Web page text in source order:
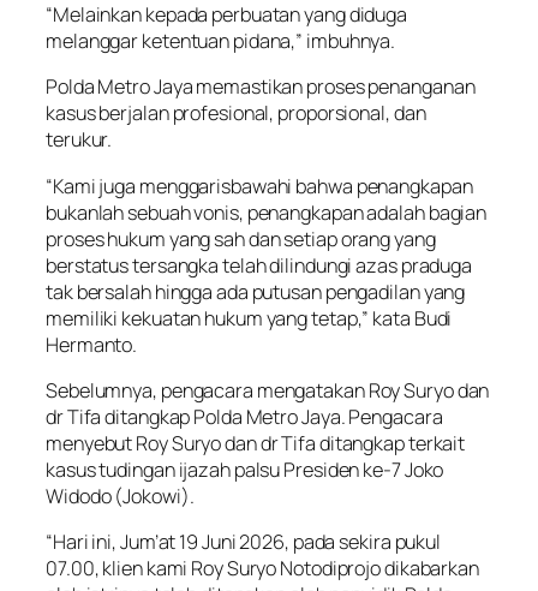
“Melainkan kepada perbuatan yang diduga
melanggar ketentuan pidana,” imbuhnya.
Polda Metro Jaya memastikan proses penanganan
kasus berjalan profesional, proporsional, dan
terukur.
“Kami juga menggarisbawahi bahwa penangkapan
bukanlah sebuah vonis, penangkapan adalah bagian
proses hukum yang sah dan setiap orang yang
berstatus tersangka telah dilindungi azas praduga
tak bersalah hingga ada putusan pengadilan yang
memiliki kekuatan hukum yang tetap,” kata Budi
Hermanto.
Sebelumnya, pengacara mengatakan Roy Suryo dan
dr Tifa ditangkap Polda Metro Jaya. Pengacara
menyebut Roy Suryo dan dr Tifa ditangkap terkait
kasus tudingan ijazah palsu Presiden ke-7 Joko
Widodo (Jokowi).
“Hari ini, Jum’at 19 Juni 2026, pada sekira pukul
07.00, klien kami Roy Suryo Notodiprojo dikabarkan